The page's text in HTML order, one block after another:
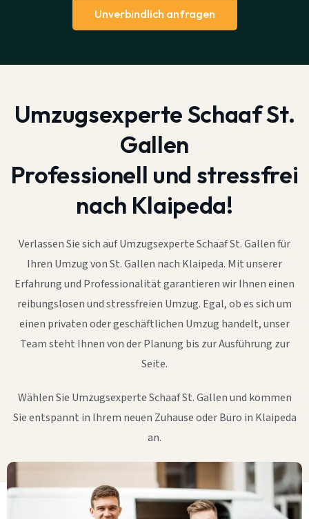
Unverbindlich anfragen
Umzugsexperte Schaaf St.
Gallen
Professionell und stressfrei
nach Klaipeda!
Verlassen Sie sich auf Umzugsexperte Schaaf St. Gallen für
Ihren Umzug von St. Gallen nach Klaipeda. Mit unserer
Erfahrung und Professionalität garantieren wir Ihnen einen
reibungslosen und stressfreien Umzug. Egal, ob es sich um
einen privaten oder geschäftlichen Umzug handelt, unser
Team steht Ihnen von der Planung bis zur Ausführung zur
Seite.
Wählen Sie Umzugsexperte Schaaf St. Gallen und kommen
Sie entspannt in Ihrem neuen Zuhause oder Büro in Klaipeda
an.